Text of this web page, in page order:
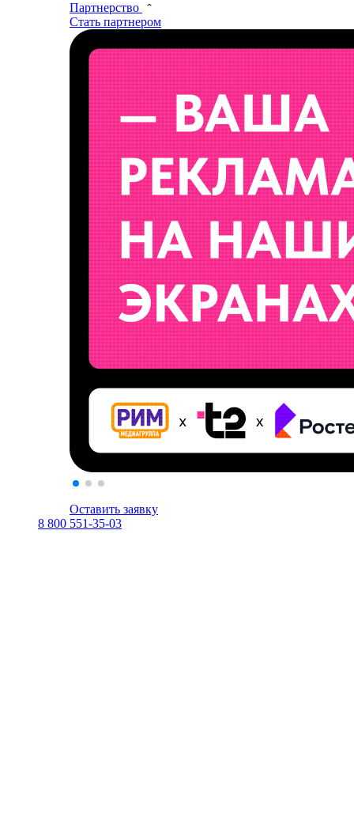
Партнерство
Стать партнером
Оставить заявку
8 800 551-35-03